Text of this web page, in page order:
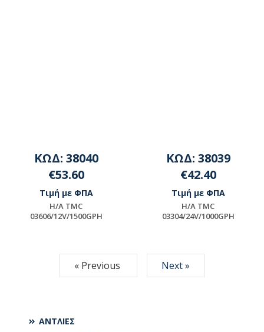
ΑΝΤΛΙΕΣ
ΚΩΔ: 38040
€53.60
Τιμή με ΦΠΑ
H/A TMC
03606/12V/1500GPH
ΚΩΔ: 38039
€42.40
Τιμή με ΦΠΑ
H/A TMC
03304/24V/1000GPH
« Previous Next »